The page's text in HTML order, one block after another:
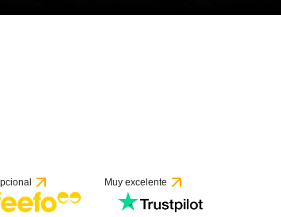
Muy excelente